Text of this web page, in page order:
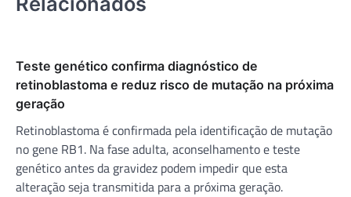
Teste genético confirma diagnóstico de
retinoblastoma e reduz risco de mutação na próxima
geração
Retinoblastoma é confirmada pela identificação de mutação
no gene RB1. Na fase adulta, aconselhamento e teste
genético antes da gravidez podem impedir que esta
alteração seja transmitida para a próxima geração.